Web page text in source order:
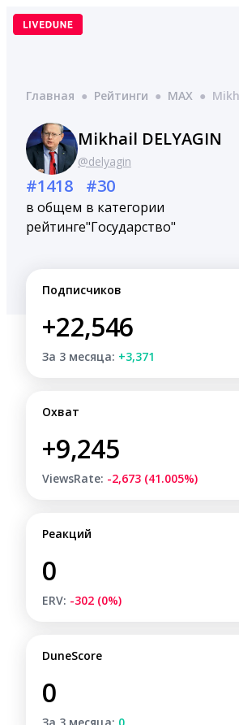
Перейти
Главная ● Рейтинги ● MAX ●
Mikhail DELYAGIN
@delyagin
#1418
в общем
рейтинге
#30
в категории
"Государство"
Подписчиков
+22,546
За 3 месяца: +3,371
Охват
+9,245
ViewsRate: -2,673 (41.005%)
Реакций
0
ERV: -302 (0%)
DuneScore
0